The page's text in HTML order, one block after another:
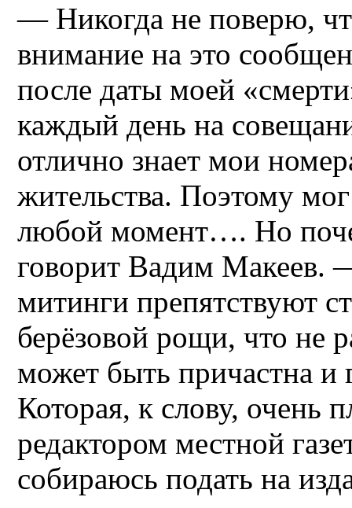
— Никогда не поверю,
внимание на это
после даты моей
каждый день на
отлично знает мои
жительства. Поэтому
любой момент…. Но
говорит Вадим Макеев.
митинги препятствуют
берёзовой рощи, что не
может быть причастна и
Которая, к слову, очень
редактором местной
собираюсь подать на